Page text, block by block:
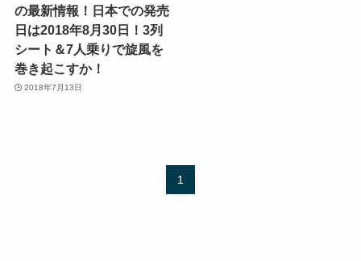
の最新情報！日本での発売
日は2018年8月30日！3列
シート＆7人乗りで旋風を
巻き起こすか！
2018年7月13日
1